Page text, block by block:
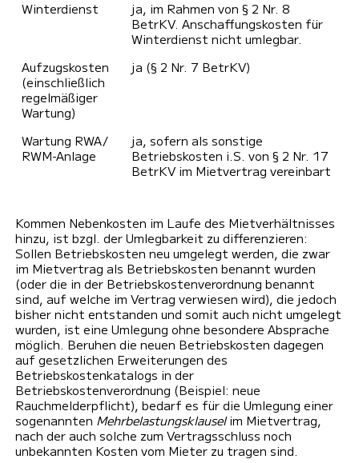
Winter­dienst
ja, im Rahmen von § 2 Nr. 8
BetrKV. Anschaffungskosten für
Winterdienst nicht umlegbar.
Aufzugskosten
(einschließlich
regelmäßiger
Wartung)
ja (§ 2 Nr. 7 BetrKV)
Wartung RWA/
RWM-Anlage
ja, sofern als sonstige
Betriebskosten i.S. von § 2 Nr. 17
BetrKV im Mietvertrag vereinbart
Kommen Nebenkosten im Laufe des Mietverhältnisses
hinzu, ist bzgl. der Umlegbarkeit zu differenzieren:
Sollen Betriebskosten neu umgelegt werden, die zwar
im Mietvertrag als Betriebskosten benannt wurden
(oder die in der Betriebskostenverordnung benannt
sind, auf welche im Vertrag verwiesen wird), die jedoch
bisher nicht entstanden und somit auch nicht umgelegt
wurden, ist eine Umlegung ohne besondere Absprache
möglich. Beruhen die neuen Betriebskosten dagegen
auf gesetzlichen Erweiterungen des
Betriebskostenkatalogs in der
Betriebskostenverordnung (Beispiel: neue
Rauchmelderpflicht), bedarf es für die Umlegung einer
sogenannten Mehrbelastungsklauselim Mietvertrag,
nach der auch solche zum Vertragsschluss noch
unbekannten Kosten vom Mieter zu tragen sind.